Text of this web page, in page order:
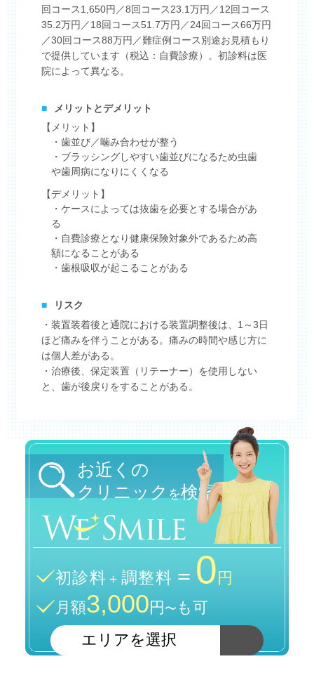
回コース1,650円／8回コース23.1万円／12回コース
35.2万円／18回コース51.7万円／24回コース66万円
／30回コース88万円／難症例コース別途お見積もり
で提供しています（税込：自費診療）。初診料は医
院によって異なる。
■
メリットとデメリット
【メリット】
・歯並び／噛み合わせが整う
・ブラッシングしやすい歯並びになるため虫歯
や歯周病になりにくくなる
【デメリット】
・ケースによっては抜歯を必要とする場合があ
る
・自費診療となり健康保険対象外であるため高
額になることがある
・歯根吸収が起こることがある
■
リスク
・装置装着後と通院における装置調整後は、1～3日
ほど痛みを伴うことがある。痛みの時間や感じ方に
は個人差がある。
・治療後、保定装置（リテーナー）を使用しない
と、歯が後戻りをすることがある。
お近くの
クリニック を検索
初診料＋ 調整料 ＝ 0 円
月額3,000円〜 も可